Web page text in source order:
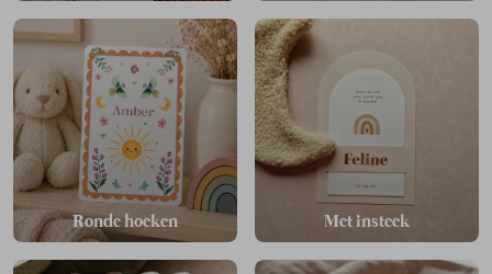
Ronde hoeken Met insteek